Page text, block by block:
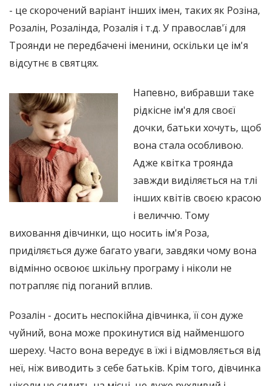
- це скорочений варіант інших імен, таких як Розіна,
Розалін, Розалінда, Розалія і т.д. У православ'ї для
Троянди не передбачені іменини, оскільки це ім'я
відсутнє в святцях.
Напевно, вибравши таке
рідкісне ім'я для своєї
дочки, батьки хочуть, щоб
вона стала особливою.
Адже квітка троянда
завжди виділяється на тлі
інших квітів своєю красою
і величчю. Тому
виховання дівчинки, що носить ім'я Роза,
приділяється дуже багато уваги, завдяки чому вона
відмінно освоює шкільну програму і ніколи не
потрапляє під поганий вплив.
Розалін - досить неспокійна дівчинка, її сон дуже
чуйний, вона може прокинутися від найменшого
шереху. Часто вона вередує в їжі і відмовляється від
неї, ніж виводить з себе батьків. Крім того, дівчинка